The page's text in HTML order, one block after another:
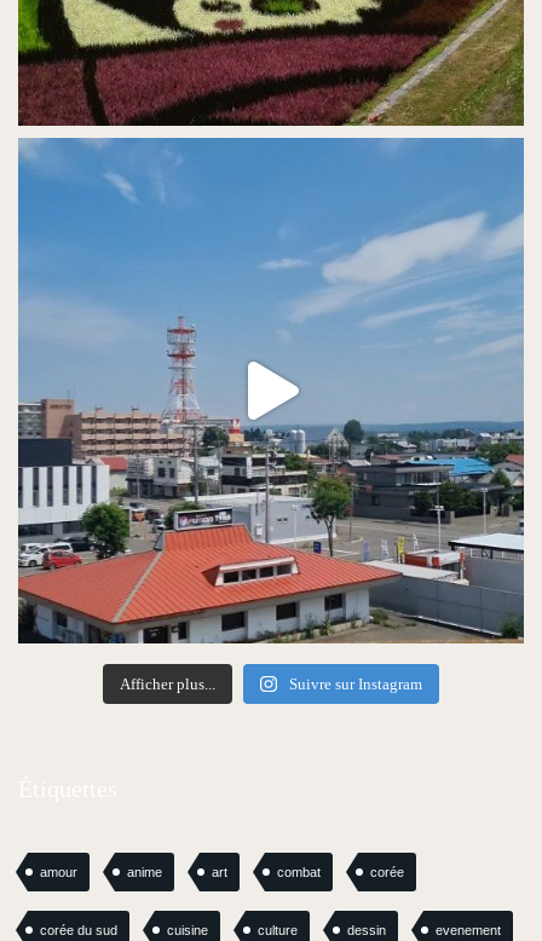
Afficher plus... Suivre sur Instagram
amour anime art combat corée
corée du sud cuisine culture dessin evenement